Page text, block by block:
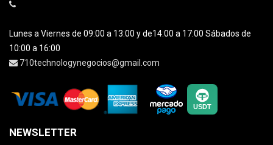
Lunes a Viernes de 09:00 a 13:00 y de14:00 a 17:00 Sábados de
10:00 a 16:00
710technologynegocios@gmail.com
NEWSLETTER